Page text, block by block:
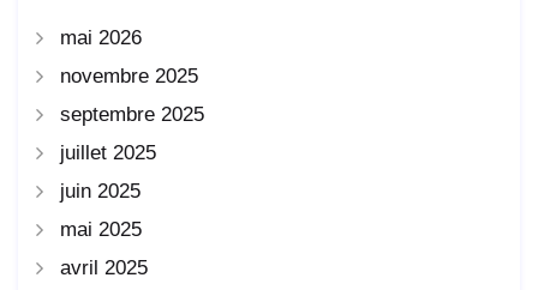
mai 2026
novembre 2025
septembre 2025
juillet 2025
juin 2025
mai 2025
avril 2025